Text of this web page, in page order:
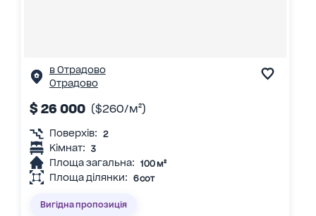
в Отрадово
Отрадово
$ 26 000 ($260/м²)
Поверхів: 2
Кімнат: 3
Площа загальна: 100 м²
Площа ділянки: 6 сот
Вигідна пропозиція